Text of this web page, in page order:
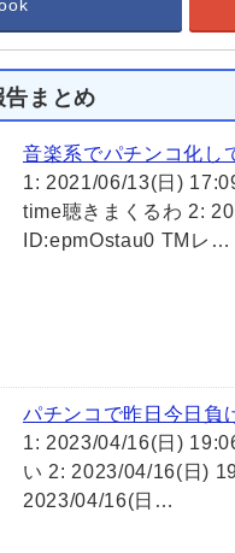
告まとめ
音楽系でパチンコ化し
1: 2021/06/13(日)
time聴きまくるわ 2:
ID:epmOstau0 TMレ…
パチンコで昨日今日負
1: 2023/04/16(日)
い 2: 2023/04/16(日)
2023/04/16(日…